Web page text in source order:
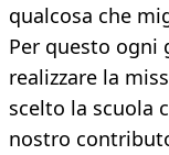
qualcosa che
Per questo ogni
realizzare la
scelto la scuola
nostro